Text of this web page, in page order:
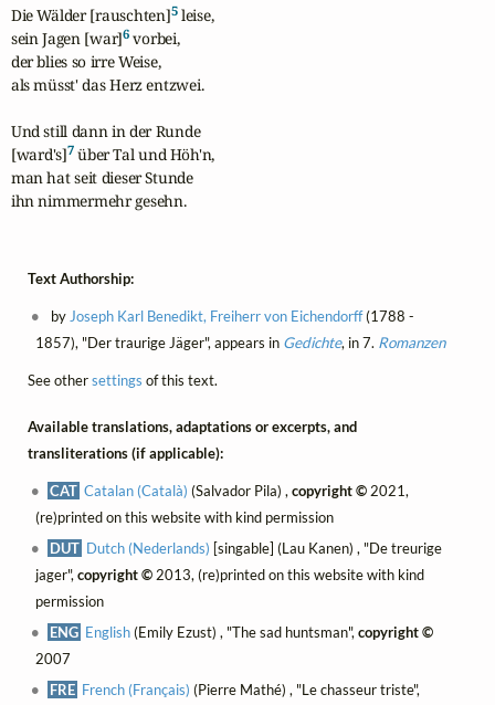
Die Wälder [rauschten]5 leise,
sein Jagen [war]6 vorbei,
der blies so irre Weise,
als müsst' das Herz entzwei.
Und still dann in der Runde
[ward's]7 über Tal und Höh'n,
man hat seit dieser Stunde
ihn nimmermehr gesehn.
Text Authorship:
by Joseph Karl Benedikt, Freiherr von Eichendorff(1788 -
1857), "Der traurige Jäger", appears in Gedichte, in 7. Romanzen
See othersettings of this text.
Available translations, adaptations or excerpts, and
transliterations (if applicable):
CAT Catalan (Català) (Salvador Pila) ,copyright © 2021,
(re)printed on this website with kind permission
DUT Dutch (Nederlands) [singable] (Lau Kanen) , "De treurige
jager",copyright ©2013, (re)printed on this website with kind
permission
ENG English(Emily Ezust) , "The sad huntsman",copyright ©
2007
FRE French (Français) (Pierre Mathé) , "Le chasseur triste",